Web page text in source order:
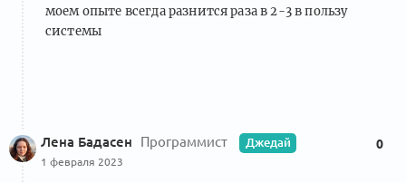
моем опыте всегда разнится раза в 2-3 в пользу
системы
Лена Бадасен Программист Джедай
1 февраля 2023
0